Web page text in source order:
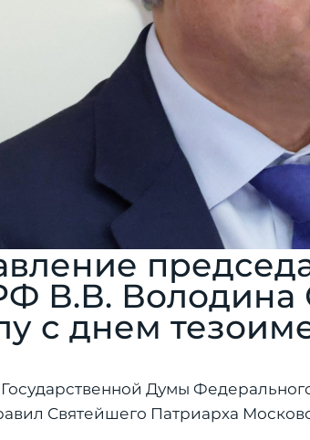
В.В. Володина
с днем
Думы
Святейшего Патриарха